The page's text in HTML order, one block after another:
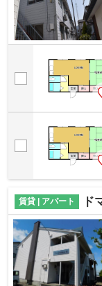
賃貸 | アパート ド